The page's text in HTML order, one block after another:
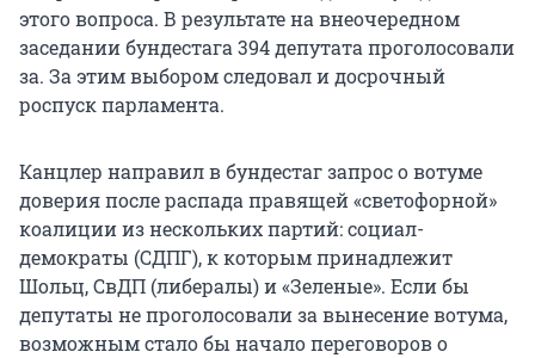
этого вопроса. В результате на внеочередном
заседании бундестага 394 депутата проголосовали
за. За этим выбором следовал и досрочный
роспуск парламента.
Канцлер направил в бундестаг запрос о вотуме
доверия после распада правящей «светофорной»
коалиции из нескольких партий: социал-
демократы (СДПГ), к которым принадлежит
Шольц, СвДП (либералы) и «Зеленые». Если бы
депутаты не проголосовали за вынесение вотума,
возможным стало бы начало переговоров о